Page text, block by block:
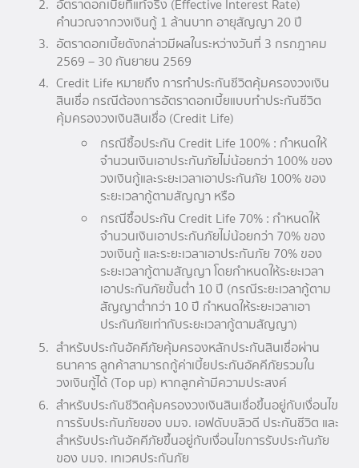
อัตราดอกเบี้ยที่แท้จริง (Effective Interest Rate)
คำนวณจากวงเงินกู้ 1 ล้านบาท อายุสัญญา 20 ปี
อัตราดอกเบี้ยดังกล่าวมีผลในระหว่างวันที่ 3 กรกฎาคม
2569 – 30 กันยายน 2569
Credit Life หมายถึง การทำประกันชีวิตคุ้มครองวงเงิน
สินเชื่อ กรณีต้องการอัตราดอกเบี้ยแบบทำประกันชีวิต
คุ้มครองวงเงินสินเชื่อ (Credit Life)
กรณีซื้อประกัน Credit Life 100% : กำหนดให้
จำนวนเงินเอาประกันภัยไม่น้อยกว่า 100% ของ
วงเงินกู้และระยะเวลาเอาประกันภัย 100% ของ
ระยะเวลากู้ตามสัญญา หรือ
กรณีซื้อประกัน Credit Life 70% : กำหนดให้
จำนวนเงินเอาประกันภัยไม่น้อยกว่า 70% ของ
วงเงินกู้ และระยะเวลาเอาประกันภัย 70% ของ
ระยะเวลากู้ตามสัญญา โดยกำหนดให้ระยะเวลา
เอาประกันภัยขั้นต่ำ 10 ปี (กรณีระยะเวลากู้ตาม
สัญญาต่ำกว่า 10 ปี กำหนดให้ระยะเวลาเอา
ประกันภัยเท่ากับระยะเวลากู้ตามสัญญา)
สำหรับประกันอัคคีภัยคุ้มครองหลักประกันสินเชื่อผ่าน
ธนาคาร ลูกค้าสามารถกู้ค่าเบี้ยประกันอัคคีภัยรวมใน
วงเงินกู้ได้ (Top up) หากลูกค้ามีความประสงค์
สำหรับประกันชีวิตคุ้มครองวงเงินสินเชื่อขึ้นอยู่กับเงื่อนไข
การรับประกันภัยของ บมจ. เอฟดับบลิวดี ประกันชีวิต และ
สำหรับประกันอัคคีภัยขึ้นอยู่กับเงื่อนไขการรับประกันภัย
ของ บมจ. เทเวศประกันภัย